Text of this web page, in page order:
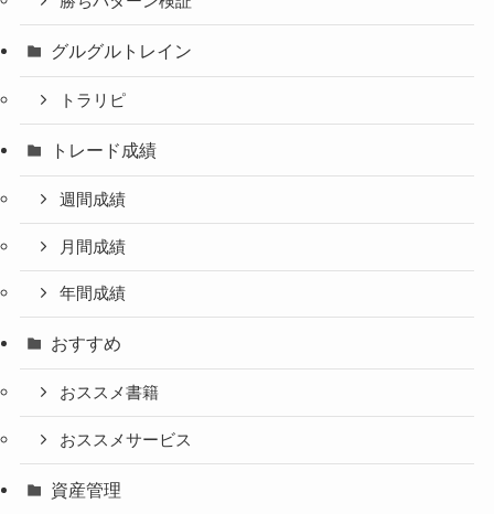
グルグルトレイン
トラリピ
トレード成績
週間成績
月間成績
年間成績
おすすめ
おススメ書籍
おススメサービス
資産管理